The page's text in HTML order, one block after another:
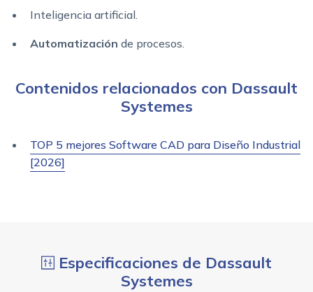
Inteligencia artificial.
Automatización de procesos.
Contenidos relacionados con Dassault
Systemes
TOP 5 mejores Software CAD para Diseño Industrial
[2026]
Especificaciones de Dassault
Systemes